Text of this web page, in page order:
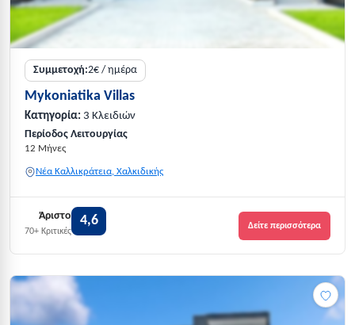
Συμμετοχή:2€ / ημέρα
Mykoniatika Villas
Κατηγορία: 3 Κλειδιών
Περίοδος Λειτουργίας
12 Μήνες
Νέα Καλλικράτεια, Χαλκιδικής
Άριστο
70+ Κριτικές
4,6 Δείτε περισσότερα